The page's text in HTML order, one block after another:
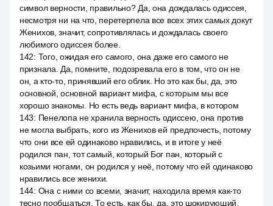
символ верности, правильно? Да, она дождалась одиссея,
несмотря ни на что, перетерпела все всех этих самых докут
Женихов, значит, сопротивлялась и дождалась своего
любимого одиссея более.
142: Того, ожидая его самого, она даже его самого не
признала. Да, помните, подозревала его в том, что он не
он, а кто-то, принявший его облик. Но это как бы, да, это
основной, основной вариант мифа, с которым мы все
хорошо знакомы. Но есть ведь вариант мифа, в котором
143: Пенелопа не хранила верность одиссею, она против
не могла выбрать, кого из Женихов ей предпочесть, потому
что они все ей одинаково нравились, и в итоге у неё
родился пан, тот самый, который Бог пан, который с
козьими ногами, он родился у неё, потому что ей одинаково
нравились все женихи.
144: Она с ними со всеми, значит, находила время как-то
тесно пообщаться. То есть, как бы, да, это шокирующий,